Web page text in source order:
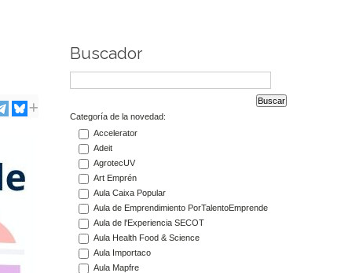
Buscador
Categoría de la novedad:
Accelerator
Adeit
AgrotecUV
Art Emprén
Aula Caixa Popular
Aula de Emprendimiento PorTalentoEmprende
Aula de l'Experiencia SECOT
Aula Health Food & Science
Aula Importaco
Aula Mapfre